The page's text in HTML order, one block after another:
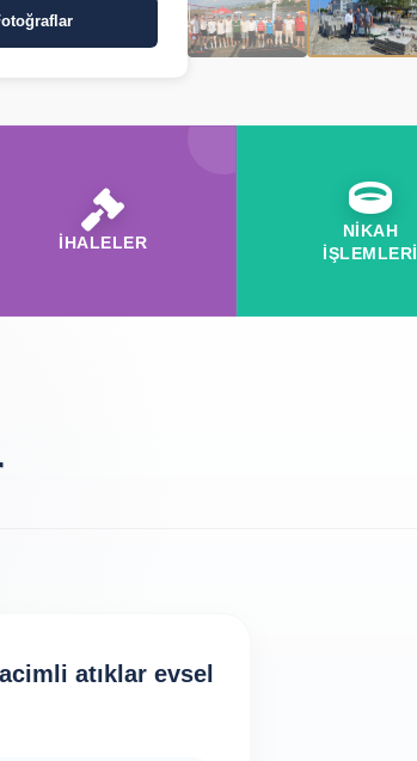
İHALELER
NİKAH
İŞLEMLERİ
atıklar evsel